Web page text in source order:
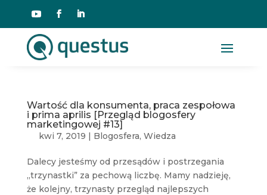
Wartość dla konsumenta, praca zespołowa
i prima aprilis [Przegląd blogosfery
marketingowej #13]
kwi 7, 2019 | Blogosfera, Wiedza
Dalecy jesteśmy od przesądów i postrzegania
„trzynastki” za pechową liczbę. Mamy nadzieję,
że kolejny, trzynasty przegląd najlepszych